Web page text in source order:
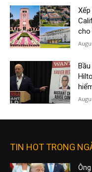
cho
TIN HOT TRONG